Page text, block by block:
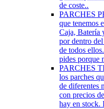
de coste..
PARCHES
que tenemos
Caja, Batería
por dentro
de todos
pides porque
PARCHES
los parches
de diferentes
con precios
hay en stock.